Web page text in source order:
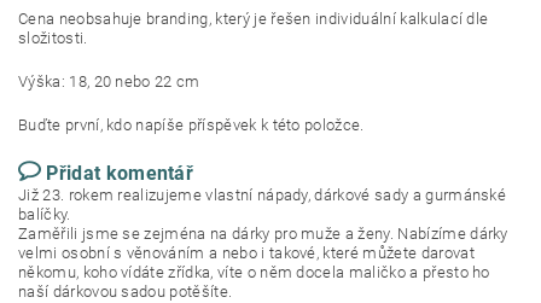
Cena neobsahuje branding, který je řešen individuální kalkulací dle
složitosti.
Výška: 18, 20 nebo 22 cm
Buďte první, kdo napíše příspěvek k této položce.
Přidat komentář
Již 23. rokem realizujeme vlastní nápady, dárkové sady a gurmánské
balíčky.
Zaměřili jsme se zejména na dárky pro muže a ženy. Nabízíme dárky
velmi osobní s věnováním a nebo i takové, které můžete darovat
někomu, koho vídáte zřídka, víte o něm docela maličko a přesto ho
naší dárkovou sadou potěšíte.